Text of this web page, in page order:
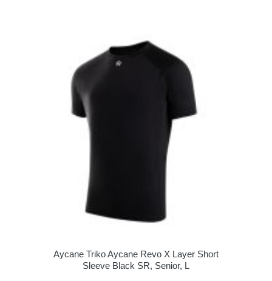
Aycane Triko Aycane Revo X Layer Short
Sleeve Black SR, Senior, L